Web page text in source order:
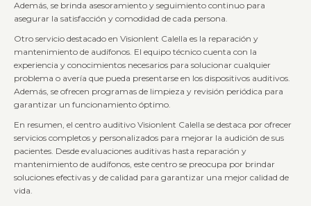
Además, se brinda asesoramiento y seguimiento continuo para
asegurar la satisfacción y comodidad de cada persona.
Otro servicio destacado en Visionlent Calella es la reparación y
mantenimiento de audífonos. El equipo técnico cuenta con la
experiencia y conocimientos necesarios para solucionar cualquier
problema o avería que pueda presentarse en los dispositivos auditivos.
Además, se ofrecen programas de limpieza y revisión periódica para
garantizar un funcionamiento óptimo.
En resumen, el centro auditivo Visionlent Calella se destaca por ofrecer
servicios completos y personalizados para mejorar la audición de sus
pacientes. Desde evaluaciones auditivas hasta reparación y
mantenimiento de audífonos, este centro se preocupa por brindar
soluciones efectivas y de calidad para garantizar una mejor calidad de
vida.